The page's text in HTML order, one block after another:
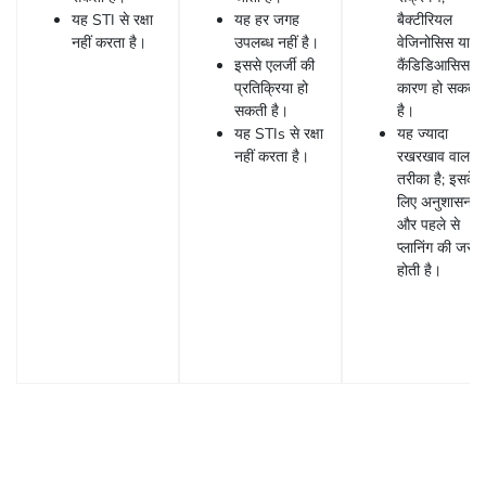
यह STI से रक्षा
नहीं करता है।
यह हर जगह
उपलब्ध नहीं है।
इससे एलर्जी की
प्रतिक्रिया हो
सकती है।
यह STIs से रक्षा
नहीं करता है।
बैक्टीरियल
वेजिनोसिस या
कैंडिडिआसिस
कारण हो सकता
है।
यह ज्यादा
रखरखाव वाला
तरीका है; इसके
लिए अनुशासन
और पहले से
प्लानिंग की
होती है।